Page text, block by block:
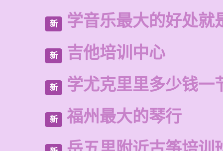
新 学音乐最大的好处就
新 吉他培训中心
新 学尤克里里多少钱一
新 福州最大的琴行